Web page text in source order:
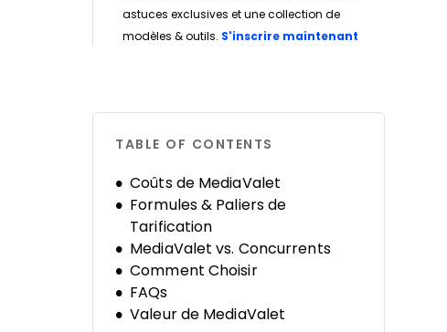
astuces exclusives et une collection de
modèles & outils. S'inscrire maintenant
TABLE OF CONTENTS
Coûts de MediaValet
Formules & Paliers de
Tarification
MediaValet vs. Concurrents
Comment Choisir
FAQs
Valeur de MediaValet